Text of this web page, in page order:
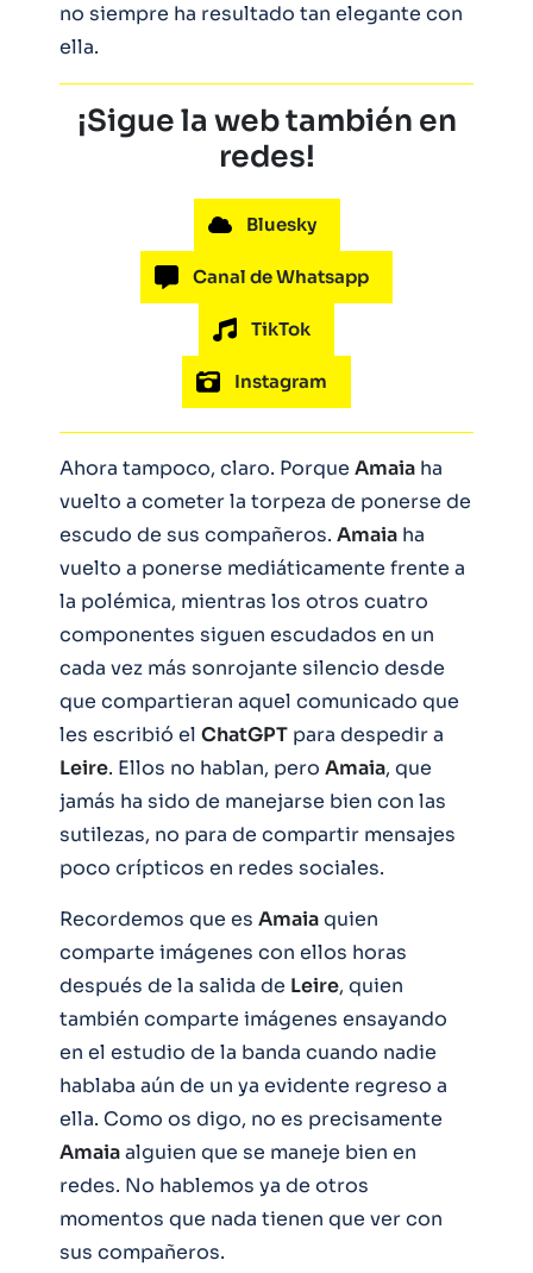
no siempre ha resultado tan elegante con
ella.
¡Sigue la web también en
redes!
Bluesky
Canal de Whatsapp
TikTok
Instagram
Ahora tampoco, claro. Porque Amaia ha
vuelto a cometer la torpeza de ponerse de
escudo de sus compañeros. Amaia ha
vuelto a ponerse mediáticamente frente a
la polémica, mientras los otros cuatro
componentes siguen escudados en un
cada vez más sonrojante silencio desde
que compartieran aquel comunicado que
les escribió el ChatGPT para despedir a
Leire. Ellos no hablan, pero Amaia, que
jamás ha sido de manejarse bien con las
sutilezas, no para de compartir mensajes
poco crípticos en redes sociales.
Recordemos que es Amaiaquien
comparte imágenes con ellos horas
después de la salida de Leire, quien
también comparte imágenes ensayando
en el estudio de la banda cuando nadie
hablaba aún de un ya evidente regreso a
ella. Como os digo, no es precisamente
Amaiaalguien que se maneje bien en
redes. No hablemos ya de otros
momentos que nada tienen que ver con
sus compañeros.